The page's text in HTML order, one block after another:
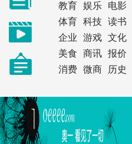
教育
娱乐 电影
体育
科技 读书
企业
游戏 文化
美食
商讯 报价
消费
微商 历史